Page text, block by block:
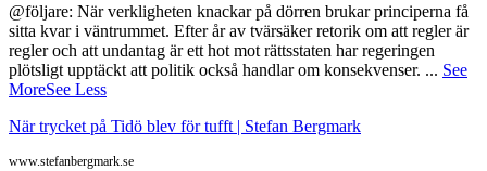
@följare: När verkligheten knackar på dörren brukar principerna få
sitta kvar i väntrummet. Efter år av tvärsäker retorik om att regler är
regler och att undantag är ett hot mot rättsstaten har regeringen
plötsligt upptäckt att politik också handlar om konsekvenser. ... See
MoreSee Less
När trycket på Tidö blev för tufft | Stefan Bergmark
www.stefanbergmark.se